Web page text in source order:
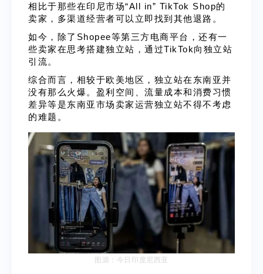
相比于那些在印尼市场“All in” TikTok Shop的
卖家，多渠道经营者可以立即找到其他退路。
如今，除了Shopee等第三方电商平台，还有一
些卖家在思考搭建独立站，通过TikTok向独立站
引流。
综合而言，相较于欧美地区，独立站在东南亚并
没有那么火爆。盈利空间、流量成本和消费习惯
差异等是东南亚市场卖家运营独立站不得不考虑
的难题。
图源：今日印度尼西亚